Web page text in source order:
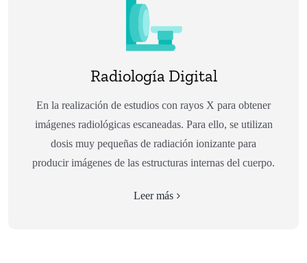
Radiología Digital
En la realización de estudios con rayos X para obtener
imágenes radiológicas escaneadas. Para ello, se utilizan
dosis muy pequeñas de radiación ionizante para
producir imágenes de las estructuras internas del cuerpo.
Leer más